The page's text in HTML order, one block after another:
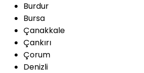
Burdur
Bursa
Çanakkale
Çankırı
Çorum
Denizli